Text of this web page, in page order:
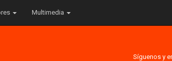
Multimedia
Síguenos y